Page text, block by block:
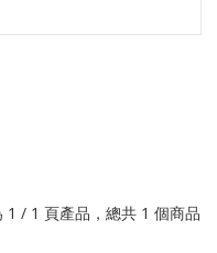
1 / 1 頁產品，總共 1 個商品